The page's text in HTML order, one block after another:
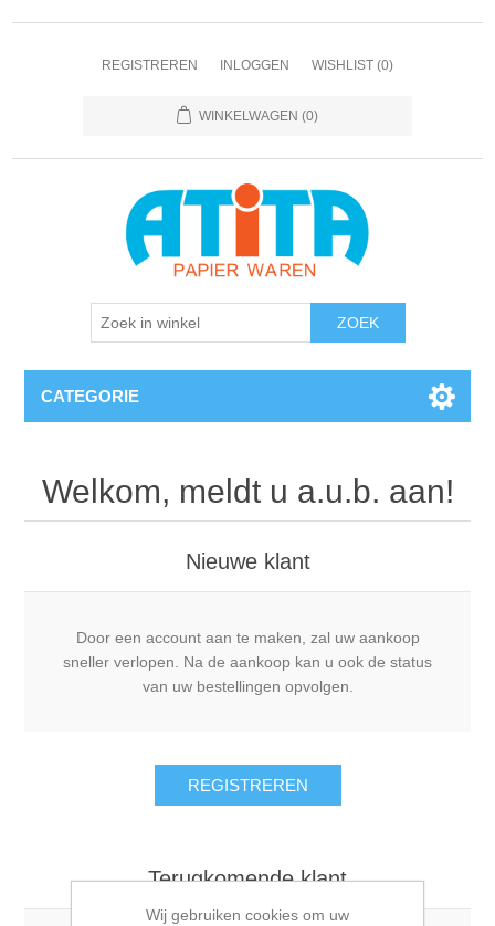
REGISTREREN INLOGGEN WISHLIST (0)
WINKELWAGEN (0)
CATEGORIE
Welkom, meldt u a.u.b. aan!
Nieuwe klant
Door een account aan te maken, zal uw aankoop
sneller verlopen. Na de aankoop kan u ook de status
van uw bestellingen opvolgen.
Terugkomende klant
Wij gebruiken cookies om uw